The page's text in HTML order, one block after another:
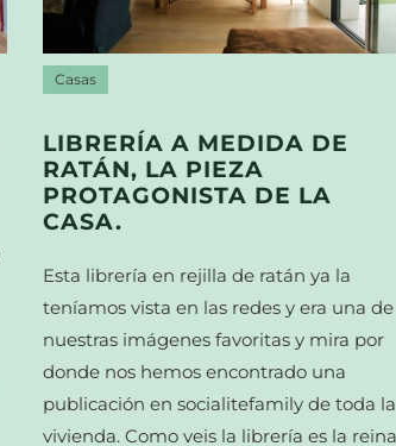
Casas
LIBRERÍA A MEDIDA DE
RATÁN, LA PIEZA
PROTAGONISTA DE LA
CASA.
Esta librería en rejilla de ratán ya la
teníamos vista en las redes y era una de
nuestras imágenes favoritas y mira por
donde nos hemos encontrado una
publicación en socialitefamily de toda la
vivienda. Como veis la librería es la reina